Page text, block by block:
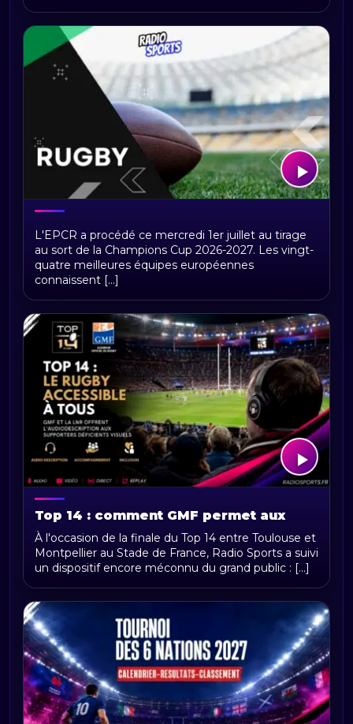
Tirage Champions Cup 2026-2027 : les
poules, le nouveau format et une finale
à Lyon
L'EPCR a procédé ce mercredi 1er juillet au tirage
au sort de la Champions Cup 2026-2027. Les vingt-
quatre meilleures équipes européennes
connaissent [...]
Top 14 : comment GMF permet aux
supporters déficients visuels de vivre
la finale comme les autres
À l'occasion de la finale du Top 14 entre Toulouse et
Montpellier au Stade de France, Radio Sports a suivi
un dispositif encore méconnu du grand public : [...]